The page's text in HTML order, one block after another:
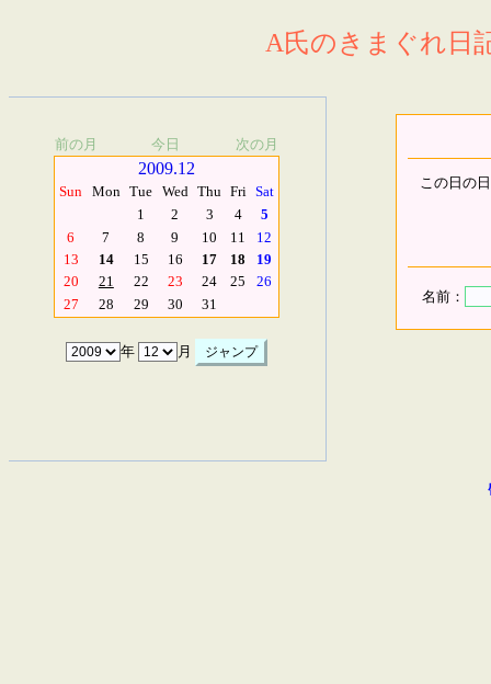
A氏のきまぐれ日
前の月 今日 次の月
2009.12
Sun Mon Tue Wed Thu Fri Sat
1
2 3 4
5
6
7 8 9 10 11
12
13
14 15 16 17 18
19
20
21 22 23 24 25
26
27
28 29 30 31
年 月
この日の
名前：